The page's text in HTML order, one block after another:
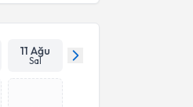
11 Ağu
Sal